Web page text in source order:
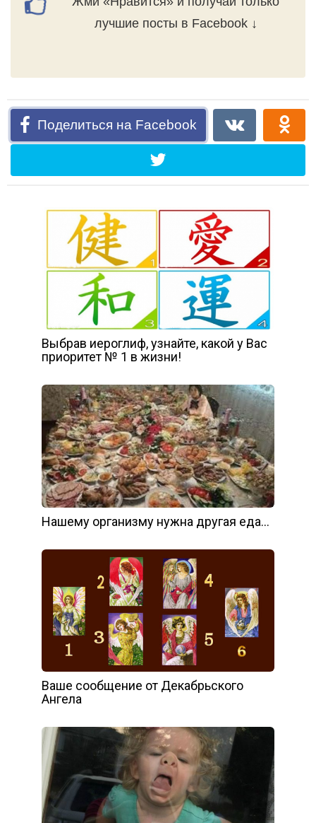
лучшие посты в Facebook ↓
Поделиться на Facebook
Выбрав иероглиф, узнайте, какой у Вас
приоритет № 1 в жизни!
Нашему организму нужна другая еда…
Ваше сообщение от Декабрьского
Ангела